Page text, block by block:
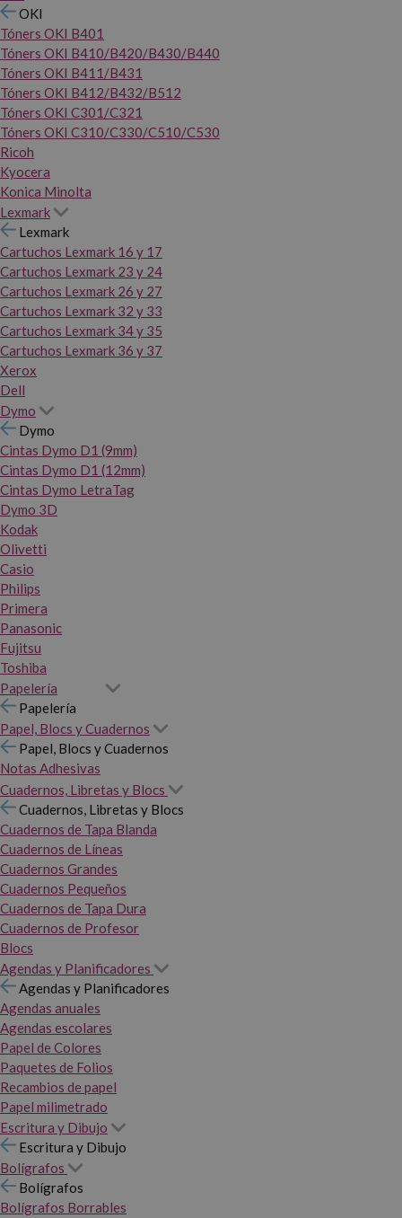
OKI
Tóners OKI B401
Tóners OKI B410/B420/B430/B440
Tóners OKI B411/B431
Tóners OKI B412/B432/B512
Tóners OKI C301/C321
Tóners OKI C310/C330/C510/C530
Ricoh
Kyocera
Konica Minolta
Lexmark
Lexmark
Cartuchos Lexmark 16 y 17
Cartuchos Lexmark 23 y 24
Cartuchos Lexmark 26 y 27
Cartuchos Lexmark 32 y 33
Cartuchos Lexmark 34 y 35
Cartuchos Lexmark 36 y 37
Xerox
Dell
Dymo
Dymo
Cintas Dymo D1 (9mm)
Cintas Dymo D1 (12mm)
Cintas Dymo LetraTag
Dymo 3D
Kodak
Olivetti
Casio
Philips
Primera
Panasonic
Fujitsu
Toshiba
Papelería
Papelería
Papel, Blocs y Cuadernos
Papel, Blocs y Cuadernos
Notas Adhesivas
Cuadernos, Libretas y Blocs
Cuadernos, Libretas y Blocs
Cuadernos de Tapa Blanda
Cuadernos de Líneas
Cuadernos Grandes
Cuadernos Pequeños
Cuadernos de Tapa Dura
Cuadernos de Profesor
Blocs
Agendas y Planificadores
Agendas y Planificadores
Agendas anuales
Agendas escolares
Papel de Colores
Paquetes de Folios
Recambios de papel
Papel milimetrado
Escritura y Dibujo
Escritura y Dibujo
Bolígrafos
Bolígrafos
Bolígrafos Borrables